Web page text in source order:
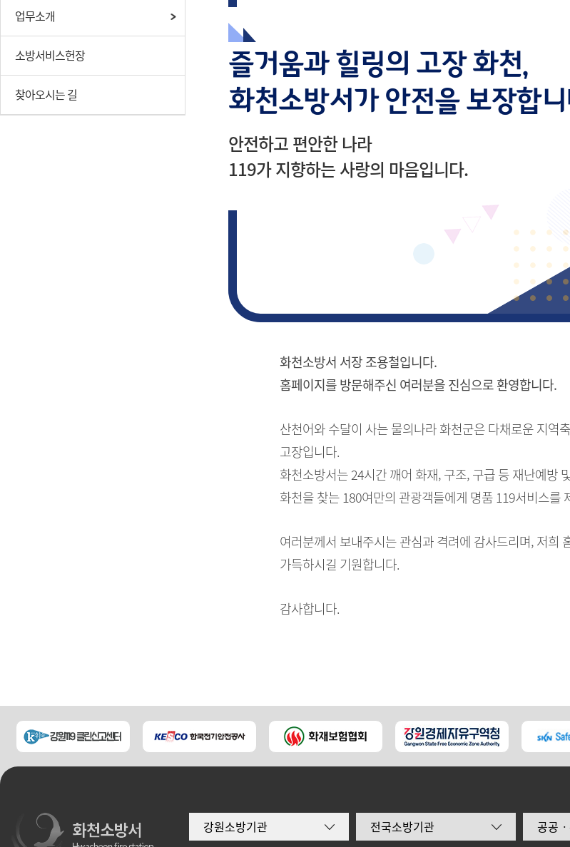
업무소개
소방서비스헌장
찾아오시는 길
즐거움과 힐링의 고장 화천,
화천소방서가 안전을 보장합
안전하고 편안한 나라
119가 지향하는 사랑의 마음입니다.
화천소방서 서장 조용철입니다.
홈페이지를 방문해주신 여러분을 진심으로 환영합니다.
산천어와 수달이 사는 물의나라 화천군은 다채로운 지역
고장입니다.
화천소방서는 24시간 깨어 화재, 구조, 구급 등 재난예방
화천을 찾는 180여만의 관광객들에게 명품 119서비스를
여러분께서 보내주시는 관심과 격려에 감사드리며, 저희
가득하시길 기원합니다.
감사합니다.
강원소방기관 전국소방기관 공공